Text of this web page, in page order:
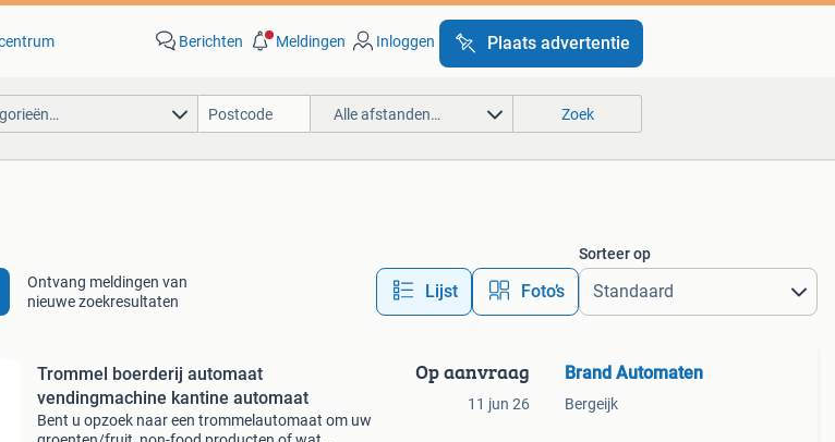
Berichten Meldingen Inloggen Plaats advertentie
Alle afstanden… Zoek
Ontvang meldingen van
nieuwe zoekresultaten
Lijst Foto’s
Sorteer op
Trommel boerderij automaat
vendingmachine kantine automaat
Bent u opzoek naar een trommelautomaat om uw
Op aanvraag
11 jun 26
Brand Automaten
Bergeijk